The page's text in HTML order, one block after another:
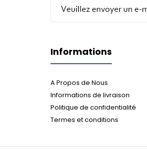
Informations
A Propos de Nous
Informations de livraison
Politique de confidentialité
Termes et conditions